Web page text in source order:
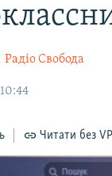
Радіо Свобода
Читати без